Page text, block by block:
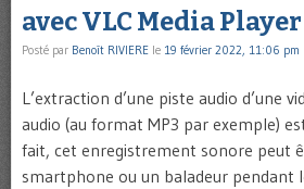
avec VLC Media Player
Posté par Benoît RIVIERE le 19 février 2022, 11:06 pm
L’extraction d’une piste audio d’une
audio (au format MP3 par exemple)
fait, cet enregistrement sonore peut
smartphone ou un baladeur pendant